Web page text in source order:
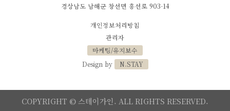
경상남도 남해군 창선면 흥선로 903-14
개인정보처리방침
관리자
마케팅/유지보수
Design by
N.STAY
COPYRIGHT © 스테이가인. ALL RIGHTS RESERVED.